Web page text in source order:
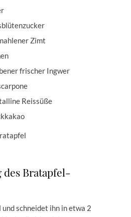
Zimt
frischer Ingwer
Reissüße
Bratapfel-
schneidet ihn in etwa 2